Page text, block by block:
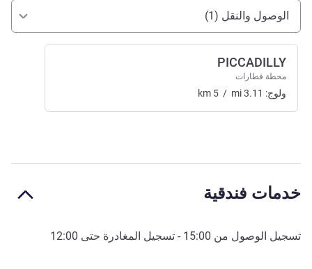
الوصول والتنقل
الوصول والنقل (1)
PICCADILLY
محطة قطارات
ولوج: km 5 / mi3.11
خدمات فندقية
تسجيل الوصول من 15:00 - تسجيل المغادرة حتى 12:00